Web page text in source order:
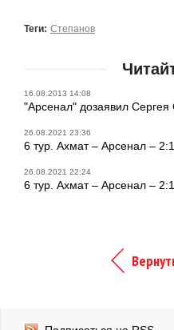
Теги: Степанов
16.08.2013 14:08
"Арсенал" дозаявил Сергея
26.08.2021 23:36
6 тур. Ахмат – Арсенал –
26.08.2021 22:24
6 тур. Ахмат – Арсенал –